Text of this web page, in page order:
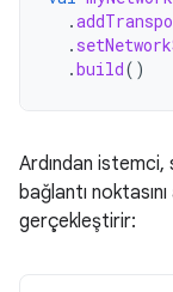
.
.
.build()
Ardından istemci,
bağlantı
gerçekleştirir: